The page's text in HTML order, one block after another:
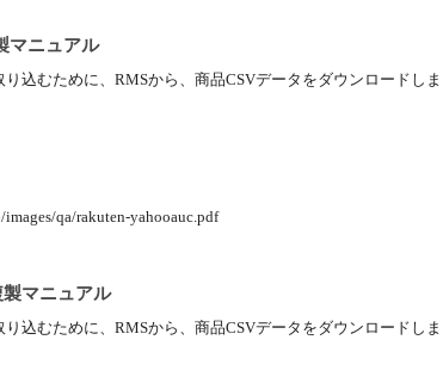
ニュアル
込むために、RMSから、商品CSVデータをダウンロードしま
qa/rakuten-yahooauc.pdf
マニュアル
込むために、RMSから、商品CSVデータをダウンロードしま